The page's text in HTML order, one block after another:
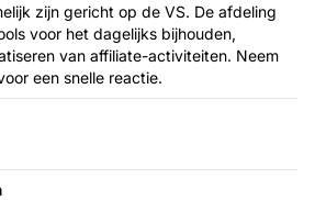
zijn gericht op de VS. De afdeling
voor het dagelijks bijhouden,
van affiliate-activiteiten. Neem
een snelle reactie.